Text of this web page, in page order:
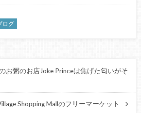
ログ
お粥のお店Joke Princeは焦げた匂いがそ
Shopping Mallのフリーマーケット